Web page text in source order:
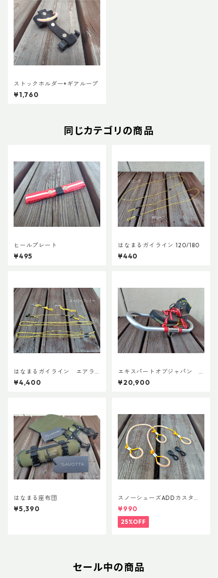
ストックホルダー+ギアループ
¥1,760
同じカテゴリの商品
ヒールプレート
¥495
はなまるガイライン 120/180
¥440
はなまるガイライン エアラ
イズ張り綱セット
¥4,400
エキスパートオブジャパン
スノーシューズL ADDカスタ
ムVer.5
¥20,900
はなまる座布団
¥5,390
スノーシューズADDカスタム
Ver.5用 オリジナルカスタムヒ
ールパーツ
¥990
25%OFF
セール中の商品